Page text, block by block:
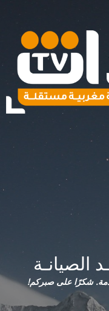
الصيانـة
شكرًا على صبركم!